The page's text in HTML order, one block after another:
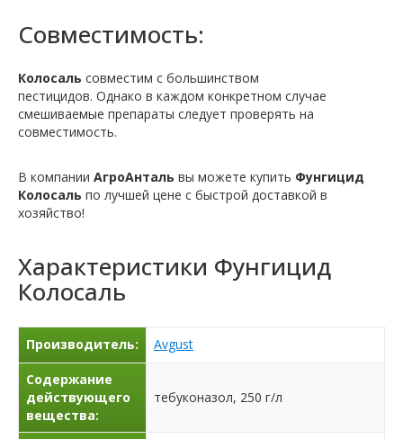
Совместимость:
Колосаль совместим с большинством
пестицидов. Однако в каждом конкретном случае
смешиваемые препараты следует проверять на
совместимость.
В компании АгроАнталь вы можете купить Фунгицид
Колосаль по лучшей цене с быстрой доставкой в
хозяйство!
Характеристики Фунгицид
Колосаль
Производитель: Avgust
Содержание
действующего
вещества:
тебуконазол, 250 г/л